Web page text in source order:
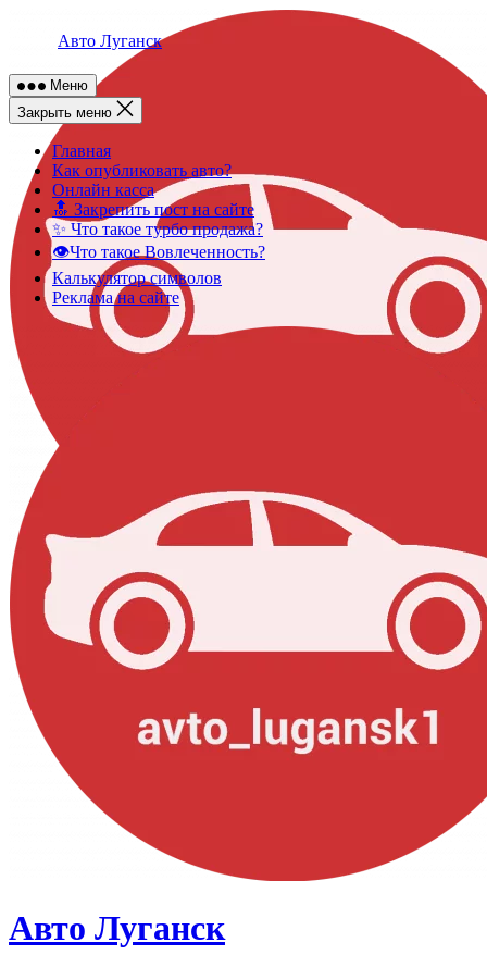
Авто Луганск
Меню
Закрыть меню
Главная
Как опубликовать авто?
Онлайн касса
🔝 Закрепить пост на сайте
✨ Что такое турбо продажа?
👁️Что такое Вовлеченность?
Калькулятор символов
Реклама на сайте
Авто Луганск